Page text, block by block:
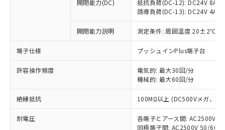
開閉能力(DC)
抵抗負荷(DC-12): DC24V 8A/
誘導負荷(DC-13): DC24V 4A/
開閉能力説明 測定条件: 周囲温度 20±2℃、
端子仕様 プッシュインPlus端子台
許容操作頻度
電気的: 最大30回/分
機械的: 最大60回/分
絶縁抵抗 100MΩ以上 (DC500Vメガ、点
耐電圧
各端子とアース間: AC2500V
同極端子間: AC2500V 50/
ことをご了承ください。
在庫状況および標準価格照会結果は、
記載している更新日時点での社内デー
タに基づき作成されるものであり、閲
覧された時点での実際の在庫および標
準価格とは異なる場合があることをご
正式な納期状況および標準価格はお客
様のお取引先、またはお客様担当のオ
ムロン制御機器販売店・当社販売員に
オムロン制御機器販売店や当社販売拠
むを得ず変更することがあります。
*EU RoHS指令（10物質）：
鉛(Pb) 1000ppm以下、 水銀(Hg) 1000ppm以下、 カド
ミウム(Cd) 100ppm以下、
六価クロム(Cr(Ⅵ)) 1000ppm以下、ポリ臭化ビフェニル
類(PBB) 1000ppm以下、ポリ臭化ジフェニルエーテル類
(PBDE) 1000ppm以下、フタル酸ビス(2-エチルヘキシ
ル) (DEHP)(別名：DOP) 1000ppm以下、フタル酸ブチ
(DIBP) 1000ppm以下
但し、RoHS指令で産業用監視および制御機器に対する
フタル酸エステル類の４物質については閾値を超える意
「－」：未確認です。当社販売部門へお問
*中国RoHS10物質の基準値 (GB/T26572)：
Pb(鉛) :1000ppm、 Hg(水銀) : 1000ppm、 Cd(カドミウ
ニル類) : 1000ppm、 PBDEs(ポリ臭化ジフェニルエーテ
DBP(フタル酸ジブチル) : 1000ppm、 DIBP(フタル酸ジ
イソブチル) : 1000ppm、 BBP(フタル酸ブチルベンジ
ル) : 1000ppm、
DEHP(フタル酸ビス(2-エチルヘキシル)) : 1000ppm
当社は、これら貴社製品のうち、外国
為替および外国貿易法に定める商品
（以下｢規制貨物等」という）を輸出
または国外への提供する場合は、日本
国政府の輸出許可(または役務取引許
可)を取得するなどの必要な手続きを
当社は規制貨物を破棄する場合は、完
全に破砕するなど、違法に輸出されな
いよう必要な手段を講じます。
当社は貴社製品を、核兵器、ミサイ
ル、化学兵器、生物兵器またはその他
○ 一定数以上の在庫あり
一定数には満たないが在庫あり
在庫なし(最新の在庫状況につ